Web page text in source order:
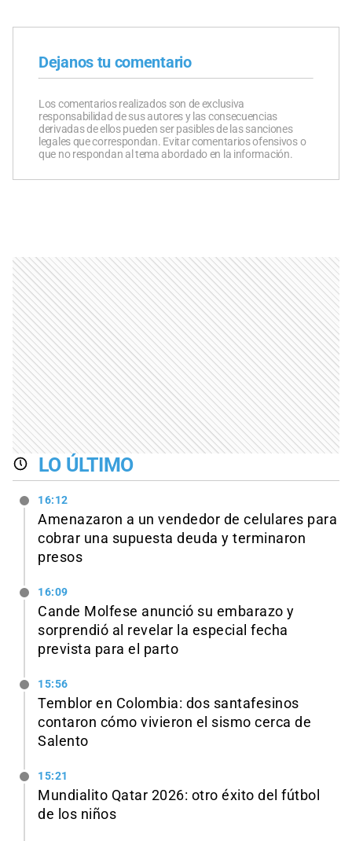
Dejanos tu comentario
Los comentarios realizados son de exclusiva
responsabilidad de sus autores y las consecuencias
derivadas de ellos pueden ser pasibles de las sanciones
legales que correspondan. Evitar comentarios ofensivos o
que no respondan al tema abordado en la información.
LO ÚLTIMO
16:12
Amenazaron a un vendedor de celulares para
cobrar una supuesta deuda y terminaron
presos
16:09
Cande Molfese anunció su embarazo y
sorprendió al revelar la especial fecha
prevista para el parto
15:56
Temblor en Colombia: dos santafesinos
contaron cómo vivieron el sismo cerca de
Salento
15:21
Mundialito Qatar 2026: otro éxito del fútbol
de los niños